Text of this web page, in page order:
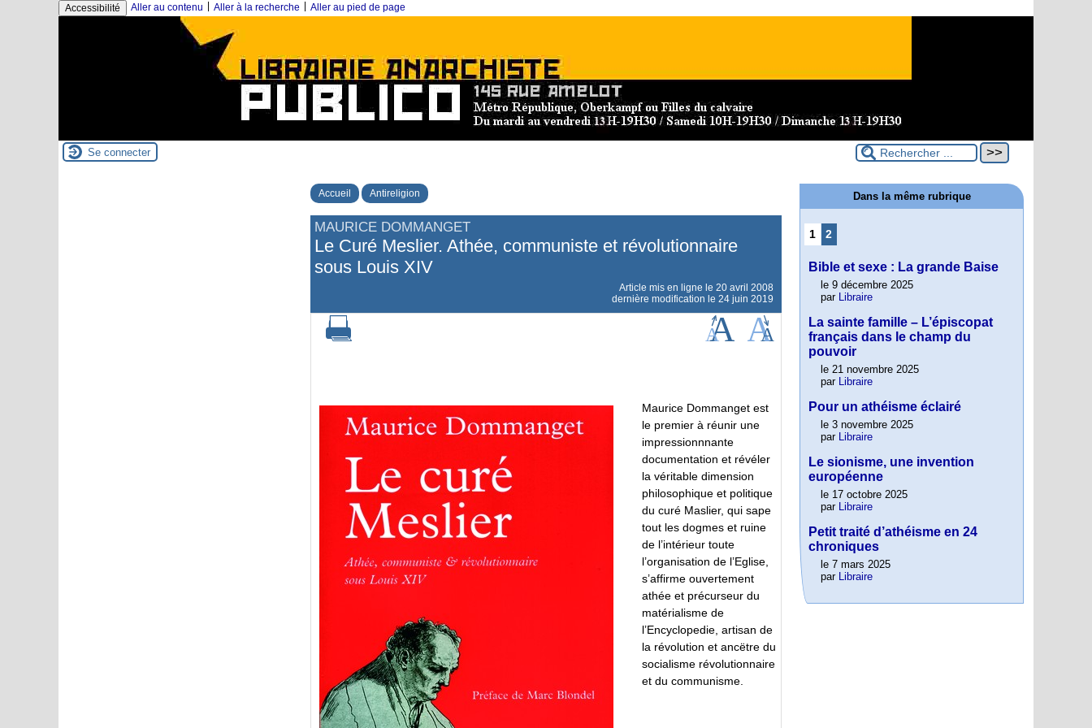
Accessibilité Aller au contenu Aller à la recherche Aller au pied de page
Se connecter
Accueil Antireligion
MAURICE DOMMANGET
Le Curé Meslier. Athée, communiste et révolutionnaire
sous Louis XIV
Article mis en ligne le 20 avril 2008
dernière modification le 24 juin 2019
Maurice Dommanget est
le premier à réunir une
impressionnnante
documentation et révéler
la véritable dimension
philosophique et politique
du curé Maslier, qui sape
tout les dogmes et ruine
de l’intérieur toute
l’organisation de l’Eglise,
s’affirme ouvertement
athée et précurseur du
matérialisme de
l’Encyclopedie, artisan de
la révolution et ancëtre du
socialisme révolutionnaire
et du communisme.
Dans la même rubrique
1 2
Bible et sexe : La grande Baise
le 9 décembre 2025
par Libraire
La sainte famille – L’épiscopat
français dans le champ du
pouvoir
le 21 novembre 2025
par Libraire
Pour un athéisme éclairé
le 3 novembre 2025
par Libraire
Le sionisme, une invention
européenne
le 17 octobre 2025
par Libraire
Petit traité d’athéisme en 24
chroniques
le 7 mars 2025
par Libraire